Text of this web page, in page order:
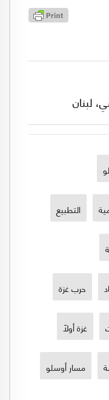
لبنان
التطبيع
حرب غزة
غزة أولاً
مسار أوسلو